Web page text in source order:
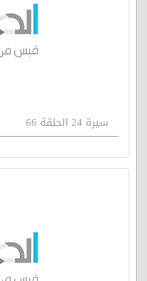
سيرة 24 الحلقة 66